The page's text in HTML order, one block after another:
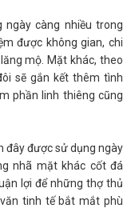
càng nhiều trong
được không gian, chi
mộ. Mặt khác, theo
sẽ gắn kết thêm tình
phần linh thiêng cũng
đây được sử dụng ngày
nhã mặt khác cốt đá
lợi để những thợ thủ
tinh tế bắt mắt phù